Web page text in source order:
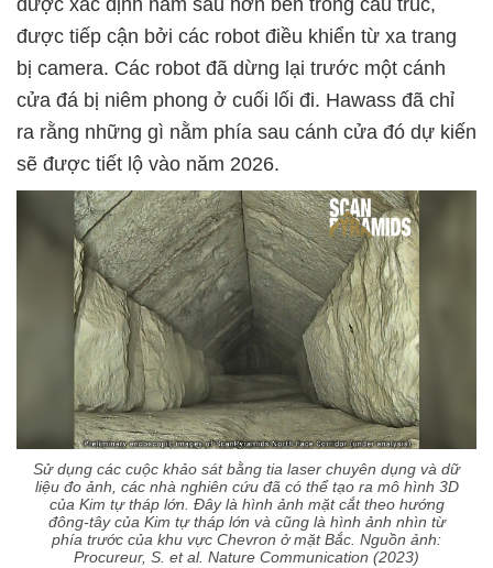
được xác định nằm sâu hơn bên trong cấu trúc,
được tiếp cận bởi các robot điều khiển từ xa trang
bị camera. Các robot đã dừng lại trước một cánh
cửa đá bị niêm phong ở cuối lối đi. Hawass đã chỉ
ra rằng những gì nằm phía sau cánh cửa đó dự kiến
sẽ được tiết lộ vào năm 2026.
Sử dụng các cuộc khảo sát bằng tia laser chuyên dụng và dữ
liệu đo ảnh, các nhà nghiên cứu đã có thể tạo ra mô hình 3D
của Kim tự tháp lớn. Đây là hình ảnh mặt cắt theo hướng
đông-tây của Kim tự tháp lớn và cũng là hình ảnh nhìn từ
phía trước của khu vực Chevron ở mặt Bắc. Nguồn ảnh:
Procureur, S. et al. Nature Communication (2023)